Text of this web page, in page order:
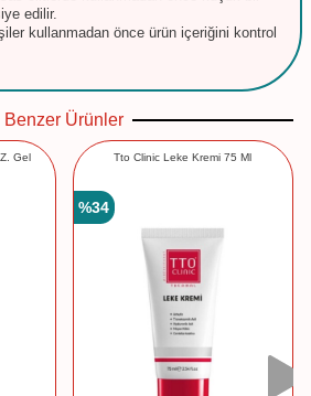
edilir.
kullanmadan önce ürün içeriğini kontrol
Benzer Ürünler
Gel
Tto Clinic Leke Kremi 75 Ml
%34